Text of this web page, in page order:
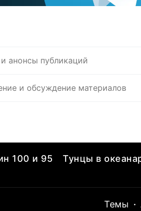
анонсы публикаций
и обсуждение материалов
100 и 95 Тунцы в
Темы ·